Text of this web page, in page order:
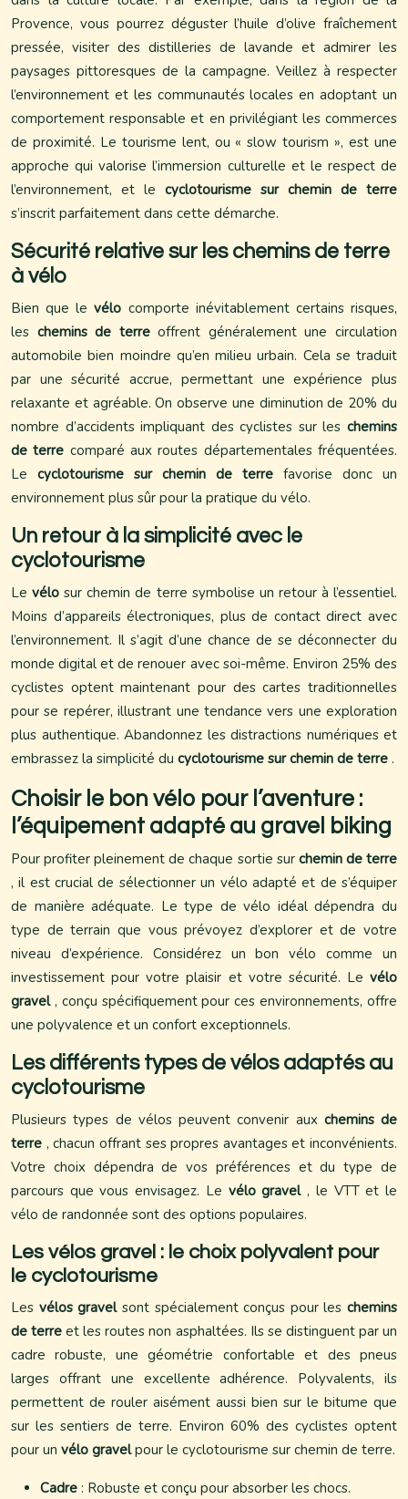
Provence, vous pourrez déguster l’huile d’olive fraîchement
pressée, visiter des distilleries de lavande et admirer les
paysages pittoresques de la campagne. Veillez à respecter
l’environnement et les communautés locales en adoptant un
comportement responsable et en privilégiant les commerces
de proximité. Le tourisme lent, ou « slow tourism », est une
approche qui valorise l’immersion culturelle et le respect de
l’environnement, et le cyclotourisme sur chemin de terre
s’inscrit parfaitement dans cette démarche.
Sécurité relative sur les chemins de terre
à vélo
Bien que levélo comporte inévitablement certains risques,
les chemins de terreoffrent généralement une circulation
automobile bien moindre qu’en milieu urbain. Cela se traduit
par une sécurité accrue, permettant une expérience plus
relaxante et agréable. On observe une diminution de 20% du
nombre d’accidents impliquant des cyclistes sur les chemins
de terre comparé aux routes départementales fréquentées.
Le cyclotourisme sur chemin de terre favorise donc un
environnement plus sûr pour la pratique du vélo.
Un retour à la simplicité avec le
cyclotourisme
Levélosur chemin de terre symbolise un retour à l’essentiel.
Moins d’appareils électroniques, plus de contact direct avec
l’environnement. Il s’agit d’une chance de se déconnecter du
monde digital et de renouer avec soi-même. Environ 25% des
cyclistes optent maintenant pour des cartes traditionnelles
pour se repérer, illustrant une tendance vers une exploration
plus authentique. Abandonnez les distractions numériques et
embrassez la simplicité du cyclotourisme sur chemin de terre .
Choisir le bon vélo pour l’aventure :
l’équipement adapté au gravel biking
Pour profiter pleinement de chaque sortie sur chemin de terre
, il est crucial de sélectionner un vélo adapté et de s’équiper
de manière adéquate. Le type de vélo idéal dépendra du
type de terrain que vous prévoyez d’explorer et de votre
niveau d’expérience. Considérez un bon vélo comme un
investissement pour votre plaisir et votre sécurité. Le vélo
gravel , conçu spécifiquement pour ces environnements, offre
une polyvalence et un confort exceptionnels.
Les différents types de vélos adaptés au
cyclotourisme
Plusieurs types de vélos peuvent convenir aux chemins de
terre , chacun offrant ses propres avantages et inconvénients.
Votre choix dépendra de vos préférences et du type de
parcours que vous envisagez. Le vélo gravel , le VTT et le
vélo de randonnée sont des options populaires.
Les vélos gravel : le choix polyvalent pour
le cyclotourisme
Les vélos gravel sont spécialement conçus pour les chemins
de terreet les routes non asphaltées. Ils se distinguent par un
cadre robuste, une géométrie confortable et des pneus
larges offrant une excellente adhérence. Polyvalents, ils
permettent de rouler aisément aussi bien sur le bitume que
sur les sentiers de terre. Environ 60% des cyclistes optent
pour un vélo gravelpour le cyclotourisme sur chemin de terre.
Cadre : Robuste et conçu pour absorber les chocs.